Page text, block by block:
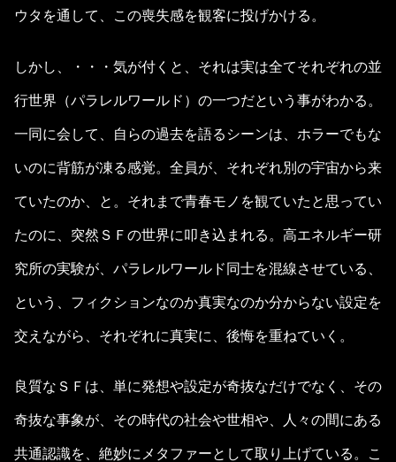
ウタを通して、この喪失感を観客に投げかける。
しかし、・・・気が付くと、それは実は全てそれぞれの並
行世界（パラレルワールド）の一つだという事がわかる。
一同に会して、自らの過去を語るシーンは、ホラーでもな
いのに背筋が凍る感覚。全員が、それぞれ別の宇宙から来
ていたのか、と。それまで青春モノを観ていたと思ってい
たのに、突然ＳＦの世界に叩き込まれる。高エネルギー研
究所の実験が、パラレルワールド同士を混線させている、
という、フィクションなのか真実なのか分からない設定を
交えながら、それぞれに真実に、後悔を重ねていく。
良質なＳＦは、単に発想や設定が奇抜なだけでなく、その
奇抜な事象が、その時代の社会や世相や、人々の間にある
共通認識を、絶妙にメタファーとして取り上げている。こ